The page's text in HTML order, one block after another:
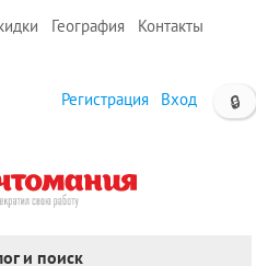
География
Контакты
🔒
Регистрация Вход
и поиск